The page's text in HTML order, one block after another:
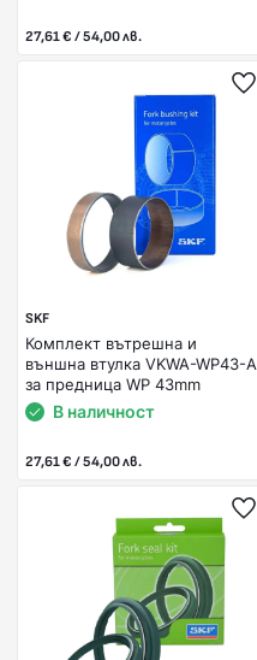
27,61 € / 54,00 лв.
SKF
Комплект вътрешна и
външна втулка VKWA-WP43-A
за предница WP 43mm
В наличност
27,61 € / 54,00 лв.